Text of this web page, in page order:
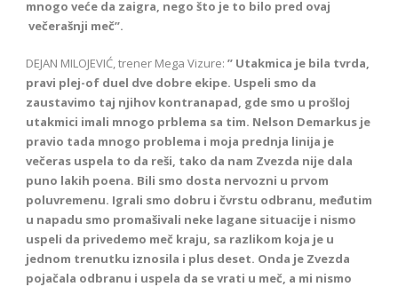
mnogo veće da zaigra, nego što je to bilo pred ovaj
večerašnji meč’’.
DEJAN MILOJEVIĆ, trener Mega Vizure: ’’ Utakmica je bila tvrda,
pravi plej-of duel dve dobre ekipe. Uspeli smo da
zaustavimo taj njihov kontranapad, gde smo u prošloj
utakmici imali mnogo prblema sa tim. Nelson Demarkus je
pravio tada mnogo problema i moja prednja linija je
večeras uspela to da reši, tako da nam Zvezda nije dala
puno lakih poena. Bili smo dosta nervozni u prvom
poluvremenu. Igrali smo dobru i čvrstu odbranu, međutim
u napadu smo promašivali neke lagane situacije i nismo
uspeli da privedemo meč kraju, sa razlikom koja je u
jednom trenutku iznosila i plus deset. Onda je Zvezda
pojačala odbranu i uspela da se vrati u meč, a mi nismo